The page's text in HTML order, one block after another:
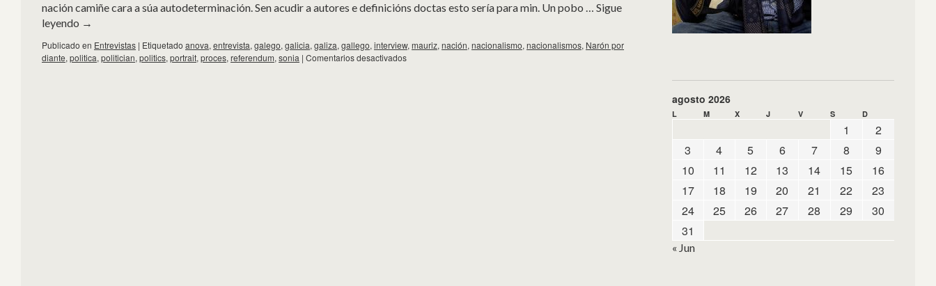
nación camiñe cara a súa autodeterminación. Sen acudir a autores e definicións doctas esto sería para min. Un pobo … Sigue
leyendo →
Publicado en Entrevistas | Etiquetado anova, entrevista, galego, galicia, galiza, gallego, interview, mauriz, nación, nacionalismo, nacionalismos, Narón por
diante, politica, politician, politics, portrait, proces, referendum, sonia | Comentarios desactivados
agosto 2026
L M X J V S D
1
2
3
4 5 6 7 8
9
10
11 12 13 14 15
16
17
18 19 20 21 22
23
24
25 26 27 28 29
30
31
« Jun